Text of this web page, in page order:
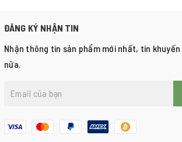
ĐĂNG KÝ NHẬN TIN
Nhận thông tin sản phẩm mới nhất, tin khuyến
nữa.